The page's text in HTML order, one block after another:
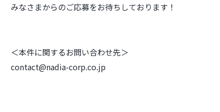
みなさまからのご応募をお待ちしております！
＜本件に関するお問い合わせ先＞
contact@nadia-corp.co.jp